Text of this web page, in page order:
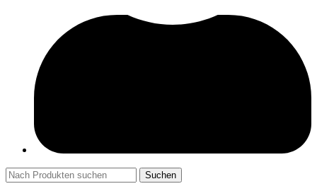
Suchen